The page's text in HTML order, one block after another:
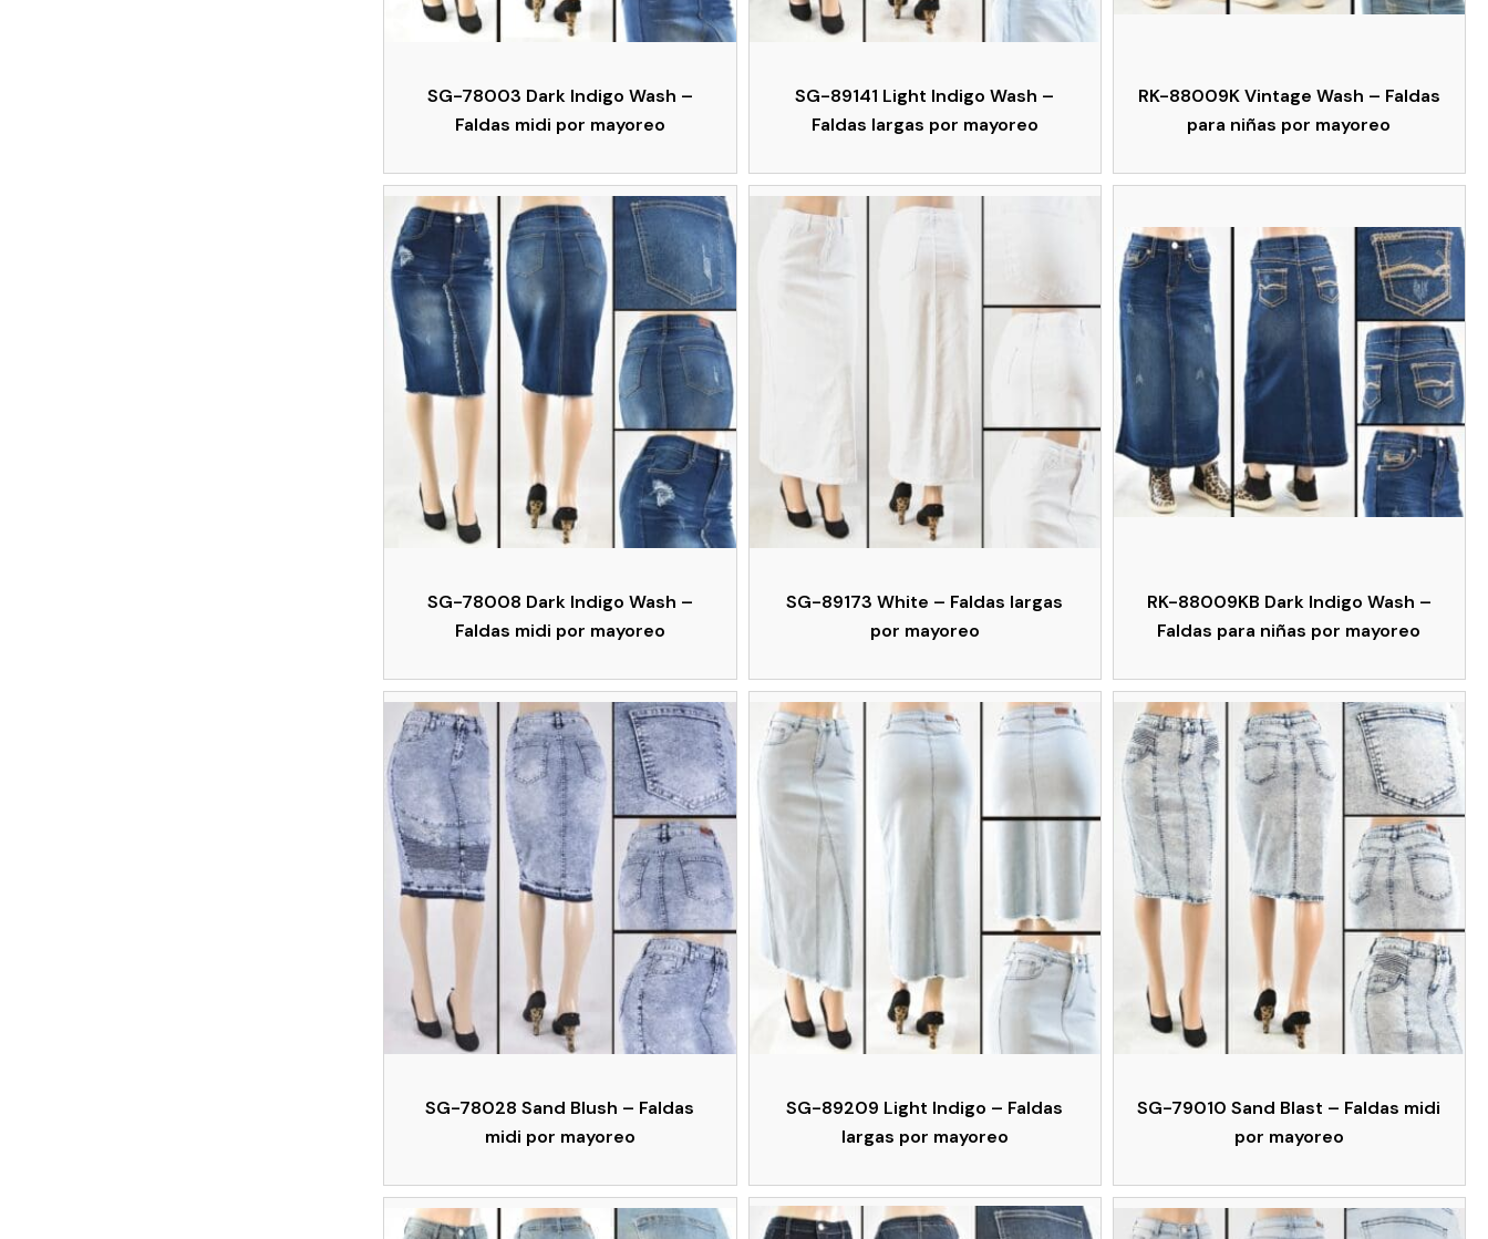
SG-78003 Dark Indigo Wash –
Faldas midi por mayoreo
SG-89141 Light Indigo Wash –
Faldas largas por mayoreo
RK-88009K Vintage Wash – Faldas
para niñas por mayoreo
SG-78008 Dark Indigo Wash –
Faldas midi por mayoreo
SG-89173 White – Faldas largas
por mayoreo
RK-88009KB Dark Indigo Wash –
Faldas para niñas por mayoreo
SG-78028 Sand Blush – Faldas
midi por mayoreo
SG-89209 Light Indigo – Faldas
largas por mayoreo
SG-79010 Sand Blast – Faldas midi
por mayoreo